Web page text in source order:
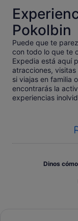
Pokolbin
Puede que te
con todo lo que te
Expedia está aquí
atracciones,
si viajas en familia
encontrarás la
experiencias
Dinos